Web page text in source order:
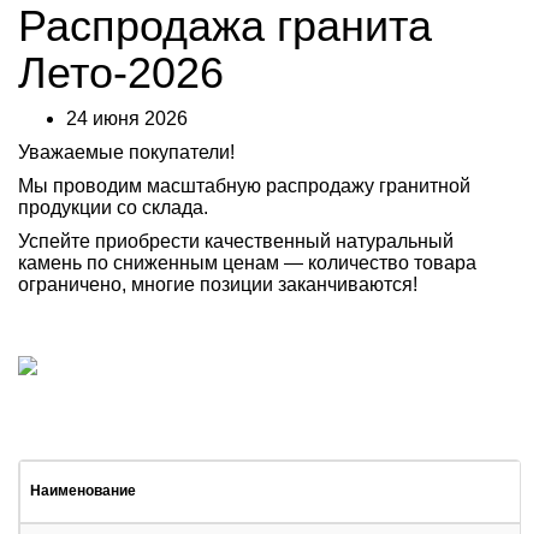
Распродажа гранита
Лето-2026
24 июня 2026
Уважаемые покупатели!
Мы проводим масштабную распродажу гранитной
продукции со склада.
Успейте приобрести качественный натуральный
камень по сниженным ценам — количество товара
ограничено, многие позиции заканчиваются!
Наименование